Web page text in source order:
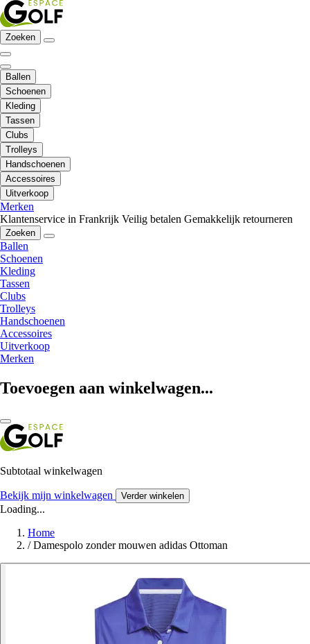
Zoeken
Ballen
Schoenen
Kleding
Tassen
Clubs
Trolleys
Handschoenen
Accessoires
Uitverkoop
Merken
Klantenservice in Frankrijk Veilig betalen Gemakkelijk retourneren
Zoeken
Ballen
Schoenen
Kleding
Tassen
Clubs
Trolleys
Handschoenen
Accessoires
Uitverkoop
Merken
Toevoegen aan winkelwagen...
Subtotaal winkelwagen
Bekijk mijn winkelwagen Verder winkelen
Loading...
Home
/ Damespolo zonder mouwen adidas Ottoman